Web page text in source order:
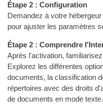
Étape 2 : Configuration
Demandez à votre
pour ajuster les paramètres
Étape 2 : Comprendre
Après l'activation,
Explorez les différentes
documents, la classification
répertoires avec des droits
de documents en mode texte.